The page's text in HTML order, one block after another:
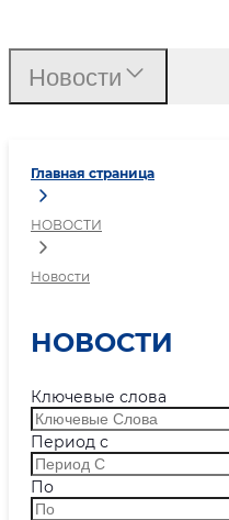
Главная страница
НОВОСТИ
Новости
НОВОСТИ
Ключевые слова
Период с
По
Новости